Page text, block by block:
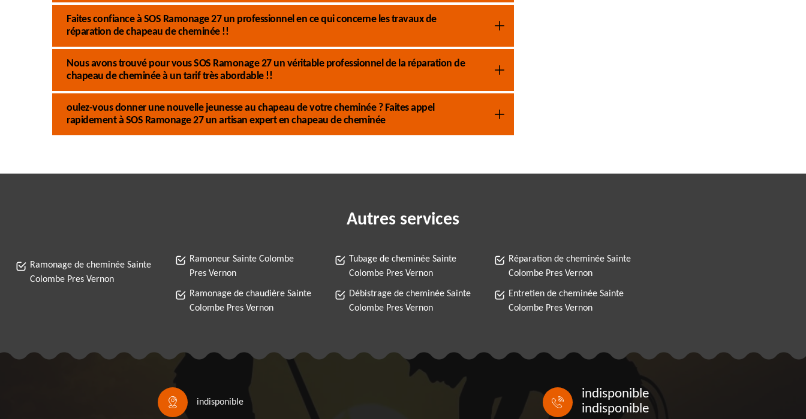
Faites confiance à SOS Ramonage 27 un professionnel en ce qui concerne les travaux de
réparation de chapeau de cheminée !!
Nous avons trouvé pour vous SOS Ramonage 27 un véritable professionnel de la réparation de
chapeau de cheminée à un tarif très abordable !!
oulez-vous donner une nouvelle jeunesse au chapeau de votre cheminée ? Faites appel
rapidement à SOS Ramonage 27 un artisan expert en chapeau de cheminée
Autres services
Ramonage de cheminée Sainte
Colombe Pres Vernon
Ramoneur Sainte Colombe
Pres Vernon
Ramonage de chaudière Sainte
Colombe Pres Vernon
Tubage de cheminée Sainte
Colombe Pres Vernon
Débistrage de cheminée Sainte
Colombe Pres Vernon
Réparation de cheminée Sainte
Colombe Pres Vernon
Entretien de cheminée Sainte
Colombe Pres Vernon
indisponible
indisponible
indisponible